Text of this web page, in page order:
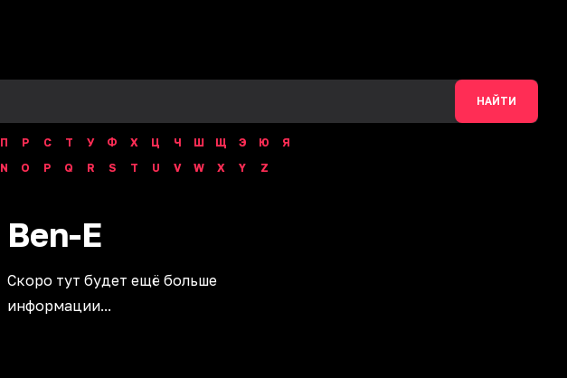
НАЙТИ
П Р С Т У Ф Х Ц Ч Ш Щ Э Ю
Я
N O P Q R S T U V W X Y Z
Ben-E
Скоро тут будет ещё больше
информации...